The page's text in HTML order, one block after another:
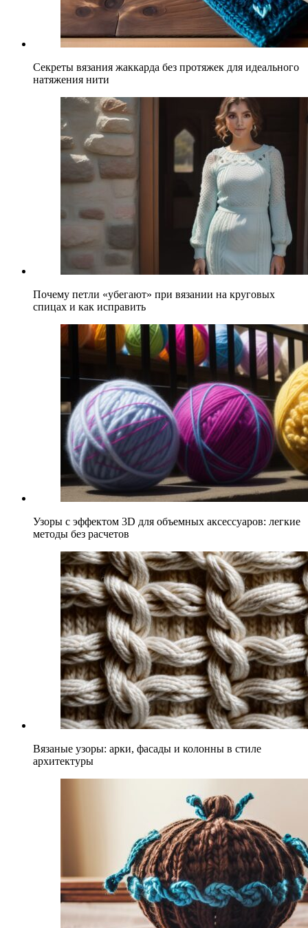
Секреты вязания жаккарда без протяжек для идеального
натяжения нити
Почему петли «убегают» при вязании на круговых
спицах и как исправить
Узоры с эффектом 3D для объемных аксессуаров: легкие
методы без расчетов
Вязаные узоры: арки, фасады и колонны в стиле
архитектуры